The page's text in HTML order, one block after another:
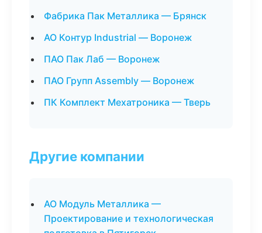
Фабрика Пак Металлика — Брянск
АО Контур Industrial — Воронеж
ПАО Пак Лаб — Воронеж
ПАО Групп Assembly — Воронеж
ПК Комплект Мехатроника — Тверь
Другие компании
АО Модуль Металлика —
Проектирование и технологическая